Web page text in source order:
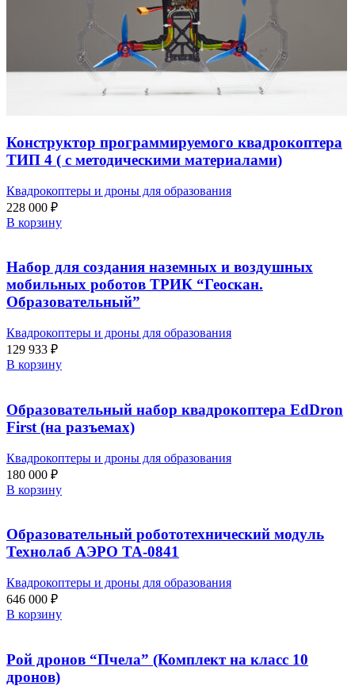
Конструктор программируемого квадрокоптера
ТИП 4 ( с методическими материалами)
Квадрокоптеры и дроны для образования
228 000 ₽
В корзину
Набор для создания наземных и воздушных
мобильных роботов ТРИК “Геоскан.
Образовательный”
Квадрокоптеры и дроны для образования
129 933 ₽
В корзину
Образовательный набор квадрокоптера EdDron
First (на разъемах)
Квадрокоптеры и дроны для образования
180 000 ₽
В корзину
Образовательный робототехнический модуль
Технолаб АЭРО ТА-0841
Квадрокоптеры и дроны для образования
646 000 ₽
В корзину
Рой дронов “Пчела” (Комплект на класс 10
дронов)